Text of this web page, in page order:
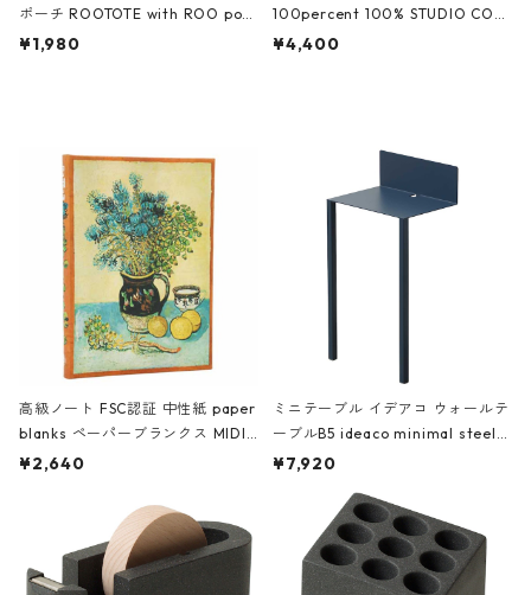
ポーチ ROOTOTE with ROO pou
ch 3532 ルートート WR.ポーチ.ラ
¥1,980
100percent 100% STUDIO COH
AKU Timeless 100パーセント ス
¥4,400
高級ノート FSC認証 中性紙 paper
blanks ペーパーブランクス MIDI
ハードカバー 罫線 ヴァン・ゴッホ
¥2,640
ミニテーブル イデアコ ウォールテ
ーブルB5 ideaco minimal steel f
urniture WALL Table B5 ネイビー
¥7,920